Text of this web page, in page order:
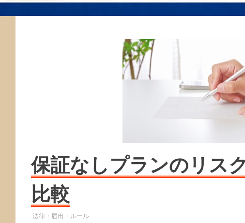
保証なしプランのリス
比較
引越し業者
法律・届出・ルール